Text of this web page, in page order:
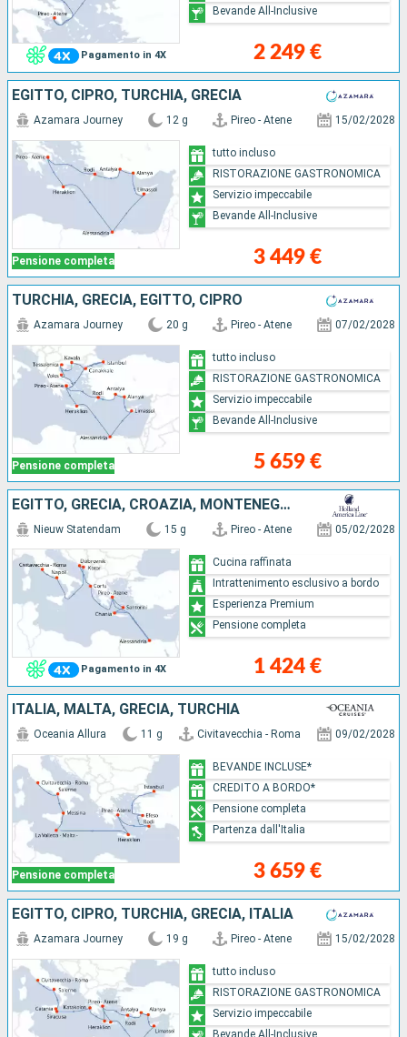
Pagamento in 4X 2 249 €
Bevande All-Inclusive
EGITTO, CIPRO, TURCHIA, GRECIA
Pensione completa
Azamara Journey 12 g Pireo - Atene 15/02/2028
3 449 €
tutto incluso
RISTORAZIONE GASTRONOMICA
Servizio impeccabile
Bevande All-Inclusive
TURCHIA, GRECIA, EGITTO, CIPRO
Pensione completa
Azamara Journey 20 g Pireo - Atene 07/02/2028
5 659 €
tutto incluso
RISTORAZIONE GASTRONOMICA
Servizio impeccabile
Bevande All-Inclusive
EGITTO, GRECIA, CROAZIA, MONTENEGRO, ITALIA
Pagamento in 4X
Nieuw Statendam 15 g Pireo - Atene 05/02/2028
1 424 €
Cucina raffinata
Intrattenimento esclusivo a bordo
Esperienza Premium
Pensione completa
ITALIA, MALTA, GRECIA, TURCHIA
Pensione completa
Oceania Allura 11 g Civitavecchia - Roma 09/02/2028
3 659 €
BEVANDE INCLUSE*
CREDITO A BORDO*
Pensione completa
Partenza dall'Italia
EGITTO, CIPRO, TURCHIA, GRECIA, ITALIA
Azamara Journey 19 g Pireo - Atene 15/02/2028
tutto incluso
RISTORAZIONE GASTRONOMICA
Servizio impeccabile
Bevande All-Inclusive